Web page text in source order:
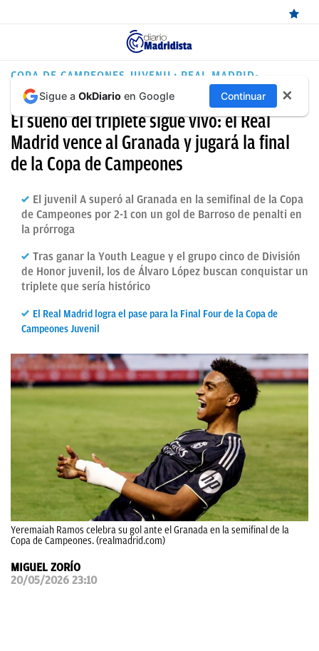
ÚLTIMAS
NOTICIAS
REAL
MADRID
CANTERA
FICHAJES
DIRECTO
FEMENINO
PAPARAZZI
COPA DE CAMPEONES JUVENIL: REAL MADRID-
GRANADA
El sueño del triplete sigue vivo: el Real
Madrid vence al Granada y jugará la final
de la Copa de Campeones
El juvenil A superó al Granada en la semifinal de la Copa
de Campeones por 2-1 con un gol de Barroso de penalti en
la prórroga
Tras ganar la Youth League y el grupo cinco de División
de Honor juvenil, los de Álvaro López buscan conquistar un
triplete que sería histórico
El Real Madrid logra el pase para la Final Four de la Copa de
Campeones Juvenil
Yeremaiah Ramos celebra su gol ante el Granada en la semifinal de la
Copa de Campeones. (realmadrid.com)
MIGUEL ZORÍO
20/05/2026 23:10
Sigue a OkDiario en Google Continuar ✕